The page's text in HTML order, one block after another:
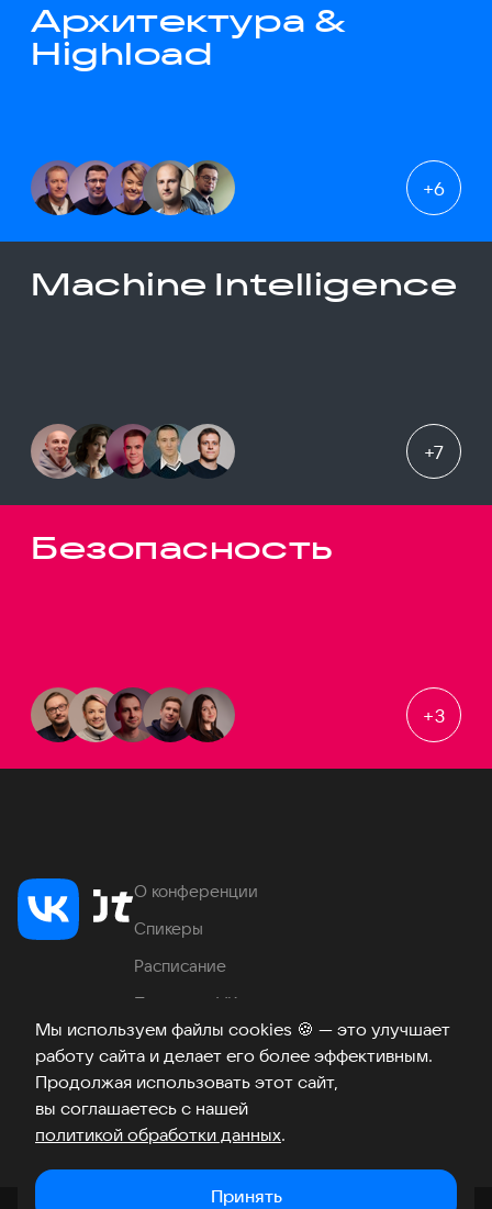
Мы используем файлы cookies 🍪 — это улучшает
работу сайта и делает его более эффективным.
Продолжая использовать этот сайт,
вы соглашаетесь с нашей
политикой обработки данных.
Принять
Архитектура &
Highload
+6
Machine Intelligence
+7
Безопасность
+3
О конференции
Спикеры
Расписание
Продукты VK
Место проведения
Часто задаваемые вопросы
ТелеграмВКонтакте
Хабр
Возникли вопросы? ©2026